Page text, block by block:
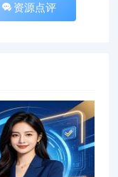
资源点评